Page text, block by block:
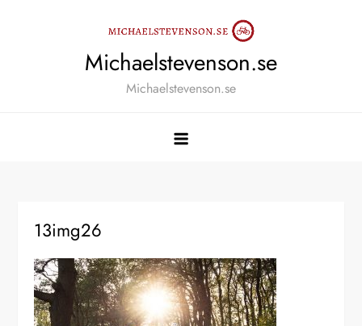
Michaelstevenson.se
Michaelstevenson.se
13img26